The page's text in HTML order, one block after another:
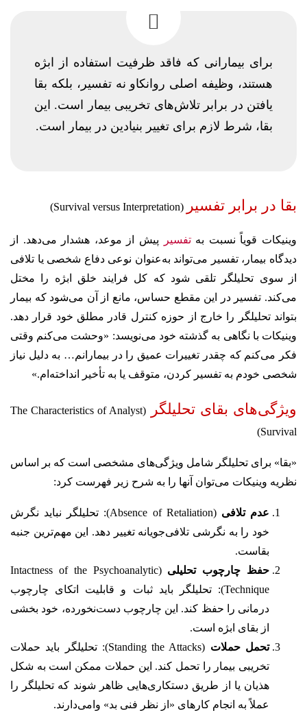
برای بیمارانی که فاقد ظرفیت استفاده از ابژه
هستند، وظیفه اصلی روانکاو نه تفسیر، بلکه بقا
یافتن در برابر تلاش‌های تخریبی بیمار است. این
بقا، شرط لازم برای تغییر بنیادین در بیمار است.
بقا در برابر تفسیر (Survival versus Interpretation)
وینیکات قویاً نسبت بهتفسیر
پیش از موعد، هشدار می‌دهد. از
دیدگاه بیمار، تفسیر می‌تواند به‌عنوان نوعی دفاع شخصی یا تلافی
از سوی تحلیلگر تلقی شود که کل فرایند خلق ابژه را مختل
می‌کند. تفسیر در این مقطع حساس، مانع از آن می‌شود که بیمار
بتواند تحلیلگر را خارج از حوزه کنترل قادر مطلق خود قرار دهد.
وینیکات با نگاهی به گذشته خود می‌نویسد: «وحشت می‌کنم وقتی
فکر می‌کنم که چقدر تغییرات عمیق را در بیمارانم… به دلیل نیاز
شخصی خودم به تفسیر کردن، متوقف یا به تأخیر انداخته‌ام.»
ویژگی‌های بقای تحلیلگر
(The Characteristics of Analyst
Survival)
«بقا» برای تحلیلگر شامل ویژگی‌های مشخصی است که بر اساس
نظریه وینیکات می‌توان آنها را به شرح زیر فهرست کرد:
عدم تلافی
(Absence of Retaliation): تحلیلگر نباید نگرش
خود را به نگرشی تلافی‌جویانه تغییر دهد. این مهم‌ترین جنبه
بقاست.
حفظ چارچوب تحلیلی
(Intactness of the Psychoanalytic
Technique): تحلیلگر باید ثبات و قابلیت اتکای چارچوب
درمانی را حفظ کند. این چارچوب دست‌نخورده، خود بخشی
از بقای ابژه است.
تحمل حملات
(Standing the Attacks): تحلیلگر باید حملات
تخریبی بیمار را تحمل کند. این حملات ممکن است به شکل
هذیان یا از طریق دستکاری‌هایی ظاهر شوند که تحلیلگر را
عملاً به انجام کارهای «از نظر فنی بد» وامی‌دارند.